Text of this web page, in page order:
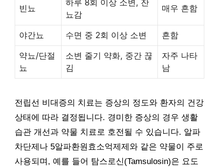
빈뇨
하루 8회 이상 소변, 잔
뇨감
매우 흔함
야간뇨 수면 중 2회 이상 소변 흔함
약뇨/단절
뇨
소변 줄기 약화, 중간 끊
김
자주 나타
남
전립선 비대증의 치료는 증상의 정도와 환자의 건강
상태에 따라 결정됩니다. 경미한 증상의 경우 생활
습관 개선과 약물 치료로 호전될 수 있습니다. 알파
차단제나 5알파환원효소억제제와 같은 약물이 주로
사용되며, 예를 들어 탐스로신(Tamsulosin)은 요도